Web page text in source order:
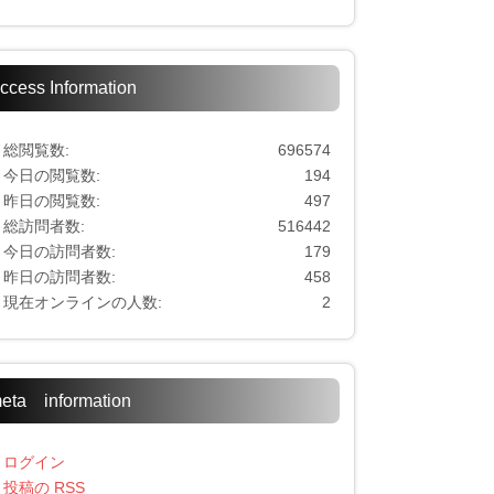
Information
696574
総閲覧数:
194
今日の閲覧数:
497
昨日の閲覧数:
516442
総訪問者数:
179
今日の訪問者数:
458
昨日の訪問者数:
2
現在オンラインの人数:
information
ログイン
投稿の RSS